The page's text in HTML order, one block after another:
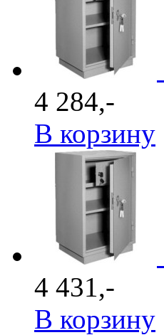
4 284,-
В корзину
4 431,-
В корзину